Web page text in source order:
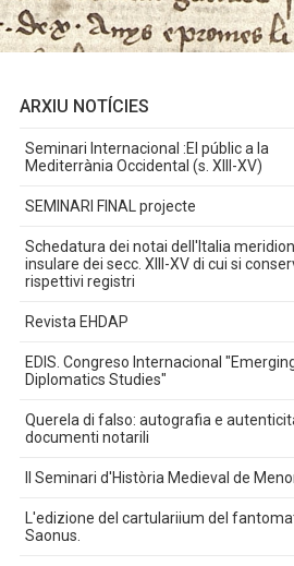
ARXIU NOTÍCIES
Seminari Internacional :El públic a la
Mediterrània Occidental (s. XIII-XV)
SEMINARI FINAL projecte
Schedatura dei notai dell'Italia
insulare dei secc. XIII-XV di cui si
rispettivi registri
Revista EHDAP
EDIS. Congreso Internacional
Diplomatics Studies"
Querela di falso: autografia e
documenti notarili
II Seminari d'Història Medieval de
L'edizione del cartulariium del
Saonus.